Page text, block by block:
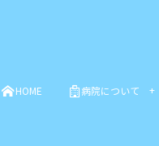
HOME 病院について